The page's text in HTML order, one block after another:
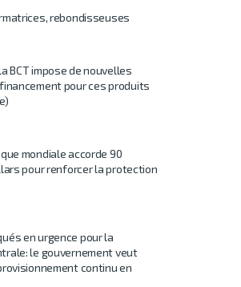
rebondisseuses
BCT impose de nouvelles
pour ces produits
mondiale accorde 90
pour renforcer la protection
en urgence pour la
le gouvernement veut
continu en